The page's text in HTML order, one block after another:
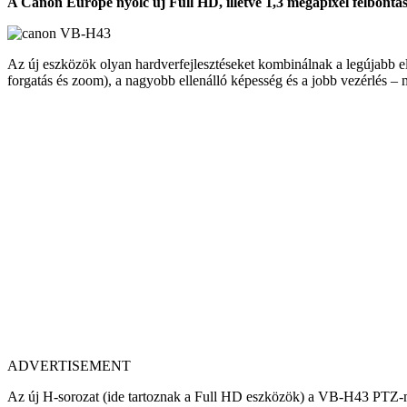
Az új eszközök olyan hardverfejlesztéseket kombinálnak a legújabb
forgatás és zoom), a nagyobb ellenálló képesség és a jobb vezérlés
ADVERTISEMENT
Az új H-sorozat (ide tartoznak a Full HD eszközök) a VB-H43